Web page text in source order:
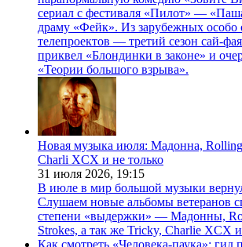
сериал с фестиваля «Пилот» —
драму «Фейк». Из зарубежных
телепроектов — третий сезон сай-
приквел «Блондинки в законе» и
«Теории большого взрыва».
Новая музыка июля: Мадонна, Rolling
Charli XCX и не только
31 июля 2026, 19:15
В июле в мир большой музыки
Слушаем новые альбомы ветеранов
степени «выдержки» — Мадонны,
Strokes, а так же Tricky, Charlie XCX